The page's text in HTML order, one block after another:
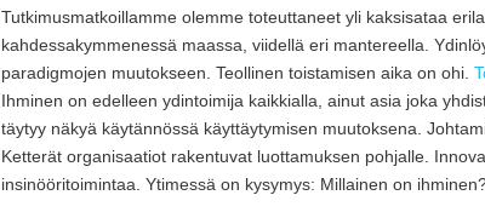
Tutkimusmatkoillamme olemme toteuttaneet yli kaksisataa
kahdessakymmenessä maassa, viidellä eri mantereella.
paradigmojen muutokseen. Teollinen toistamisen aika on ohi.
Ihminen on edelleen ydintoimija kaikkialla, ainut asia joka
täytyy näkyä käytännössä käyttäytymisen muutoksena.
Ketterät organisaatiot rakentuvat luottamuksen pohjalle.
insinööritoimintaa. Ytimessä on kysymys: Millainen on